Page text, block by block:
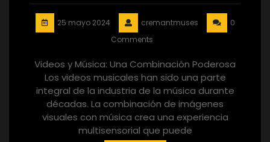
25 mayo 2024 cremantmuses
0
Comments
Videos y Música: Una Combinación Poderosa
Los videos musicales han sido una parte
integral de la industria de la música durante
décadas. La combinación de imágenes
visuales con música crea una experiencia
multisensorial que puede